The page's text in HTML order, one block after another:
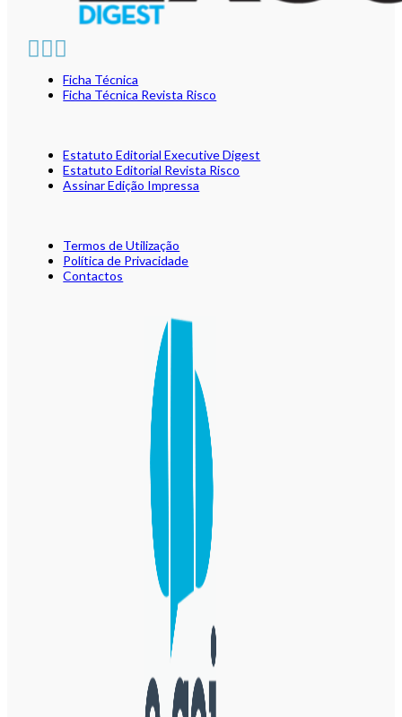
Ficha Técnica
Ficha Técnica Revista Risco
Estatuto Editorial Executive Digest
Estatuto Editorial Revista Risco
Assinar Edição Impressa
Termos de Utilização
Política de Privacidade
Contactos